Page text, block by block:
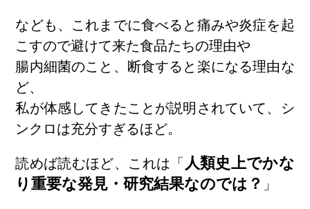
なども、これまでに食べると痛みや炎症を起
こすので避けて来た食品たちの理由や
腸内細菌のこと、断食すると楽になる理由な
ど、
私が体感してきたことが説明されていて、シ
ンクロは充分すぎるほど。
読めば読むほど、これは「 人類史上でかな
り重要な発見・研究結果なのでは？ 」